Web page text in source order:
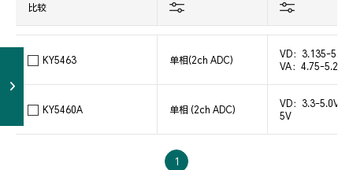
比较
KY5463 单相(2ch ADC)
VD：3.135-
VA：4.75-5.25V
KY5460A 单相 (2ch ADC)
VD：3.3-5.0V
5V
1